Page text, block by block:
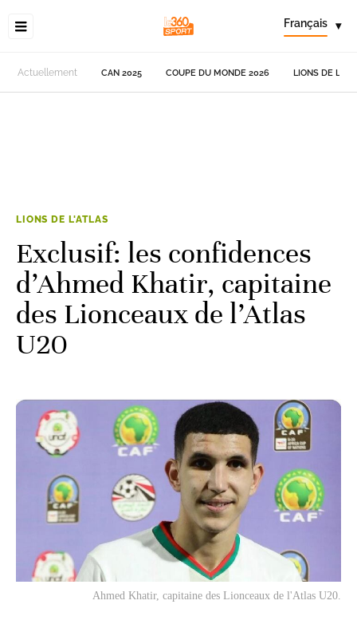
Français ▾
Actuellement CAN 2025 COUPE DU MONDE 2026 LIONS DE
LIONS DE L'ATLAS
Exclusif: les confidences
d’Ahmed Khatir, capitaine
des Lionceaux de l’Atlas
U20
Ahmed Khatir, capitaine des Lionceaux de l'Atlas U20.